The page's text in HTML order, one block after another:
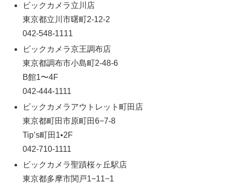
ビックカメラ立川店
東京都立川市曙町2-12-2
042-548-1111
ビックカメラ京王調布店
東京都調布市小島町2-48-6
B館1〜4F
042-444-1111
ビックカメラアウトレット町田店
東京都町田市原町田6−7-8
Tip’s町田1•2F
042-710-1111
ビックカメラ聖蹟桜ヶ丘駅店
東京都多摩市関戸1−11−1